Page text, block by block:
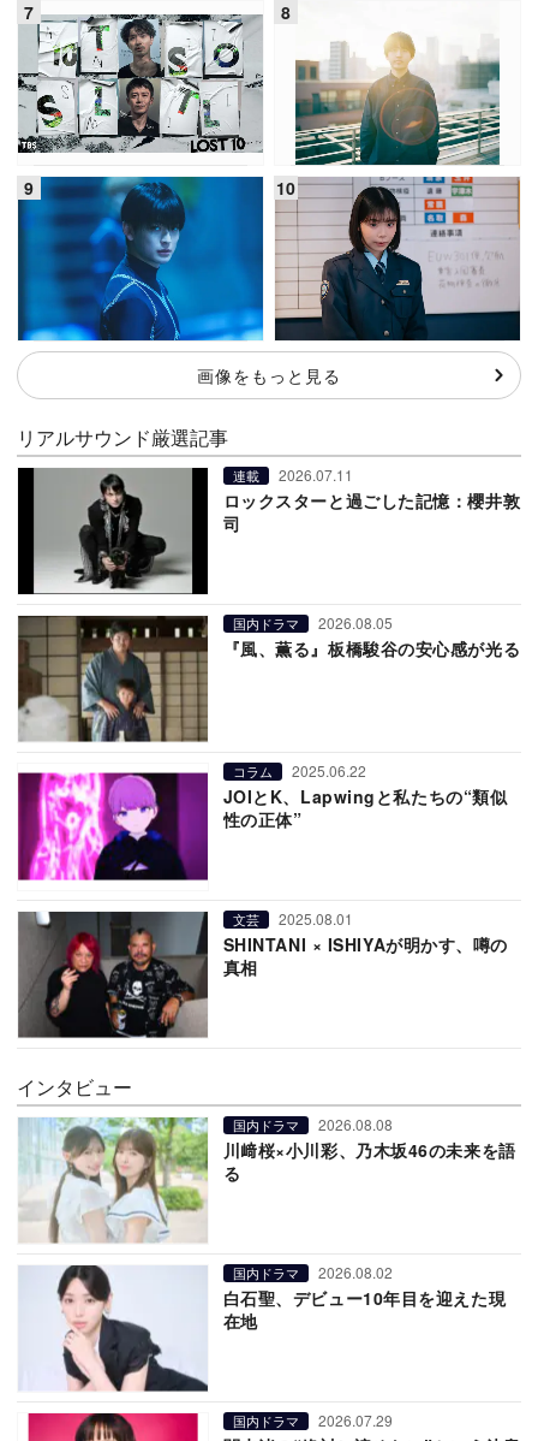
画像をもっと見る
リアルサウンド厳選記事
連載 2026.07.11
ロックスターと過ごした記憶：櫻井敦
司
国内ドラマ 2026.08.05
『風、薫る』板橋駿谷の安心感が光る
コラム 2025.06.22
JOIとK、Lapwingと私たちの“類似
性の正体”
文芸 2025.08.01
SHINTANI × ISHIYAが明かす、噂の
真相
インタビュー
国内ドラマ 2026.08.08
川﨑桜×小川彩、乃木坂46の未来を語
る
国内ドラマ 2026.08.02
白石聖、デビュー10年目を迎えた現
在地
国内ドラマ 2026.07.29